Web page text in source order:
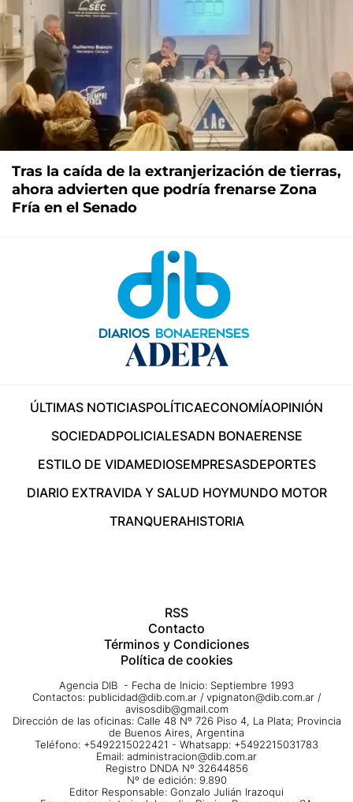
Tras la caída de la extranjerización de tierras,
ahora advierten que podría frenarse Zona
Fría en el Senado
ÚLTIMAS NOTICIASPOLÍTICAECONOMÍAOPINIÓN
SOCIEDADPOLICIALESADN BONAERENSE
ESTILO DE VIDAMEDIOSEMPRESASDEPORTES
DIARIO EXTRAVIDA Y SALUD HOYMUNDO MOTOR
TRANQUERAHISTORIA
RSS
Contacto
Términos y Condiciones
Política de cookies
Agencia DIB - Fecha de Inicio: Septiembre 1993
Contactos: publicidad@dib.com.ar / vpignaton@dib.com.ar /
avisosdib@gmail.com
Dirección de las oficinas: Calle 48 Nº 726 Piso 4, La Plata; Provincia
de Buenos Aires, Argentina
Teléfono: +5492215022421 - Whatsapp: +5492215031783
Email: administracion@dib.com.ar
Registro DNDA Nº 32644856
Nº de edición: 9.890
Editor Responsable: Gonzalo Julián Irazoqui